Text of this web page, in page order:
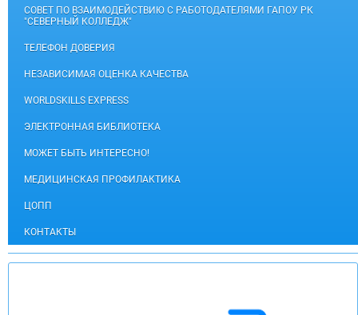
СОВЕТ ПО ВЗАИМОДЕЙСТВИЮ С РАБОТОДАТЕЛЯМИ ГАПОУ РК
"СЕВЕРНЫЙ КОЛЛЕДЖ"
ТЕЛЕФОН ДОВЕРИЯ
НЕЗАВИСИМАЯ ОЦЕНКА КАЧЕСТВА
WORLDSKILLS EXPRESS
ЭЛЕКТРОННАЯ БИБЛИОТЕКА
МОЖЕТ БЫТЬ ИНТЕРЕСНО!
МЕДИЦИНСКАЯ ПРОФИЛАКТИКА
ЦОПП
КОНТАКТЫ